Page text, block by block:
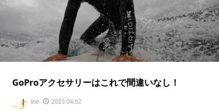
GoProアクセサリーはこれで間違いなし！
Ino 2023.04.02